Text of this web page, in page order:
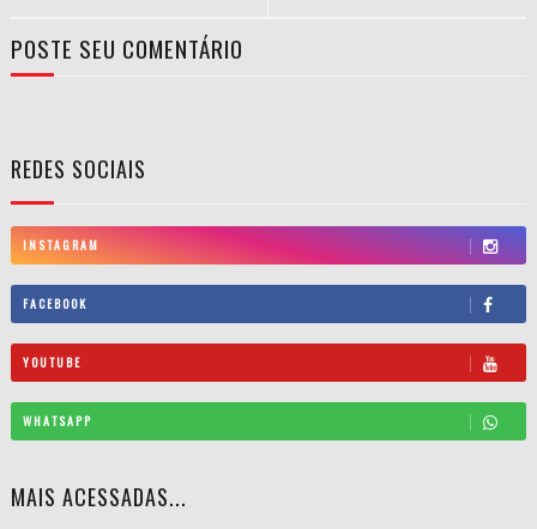
POSTE SEU COMENTÁRIO
REDES SOCIAIS
INSTAGRAM
FACEBOOK
YOUTUBE
WHATSAPP
MAIS ACESSADAS...